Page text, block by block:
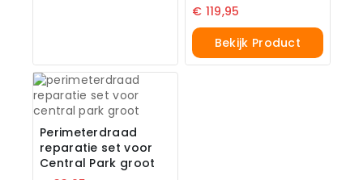
€ 119,95
Bekijk Product
Perimeterdraad
reparatie set voor
Central Park groot